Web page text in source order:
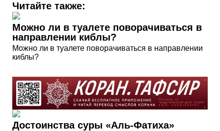
Читайте также:
Можно ли в туалете поворачиваться в
направлении киблы?
Можно ли в туалете поворачиваться в направлении
киблы?
Достоинства суры «Аль-Фатиха»